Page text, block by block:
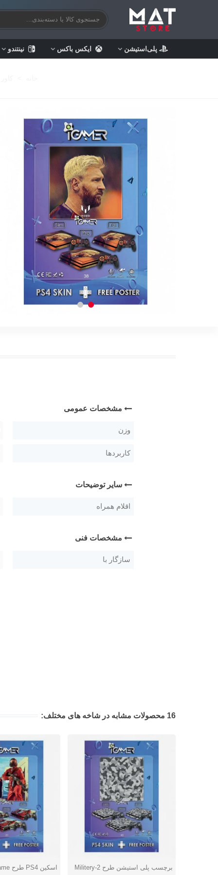
پلی‌استیشن ایکس باکس نینتندو
مشخصات عمومی
وزن
کاربردها
سایر توضیحات
اقلام همراه
مشخصات فنی
سازگار با
16 محصولات مشابه در شاخه های مختلف:
دوست داشتن
برچسب پلی استیشن طرح 2-Militery دوست داشتن اسکین PS4 طرح Video Game